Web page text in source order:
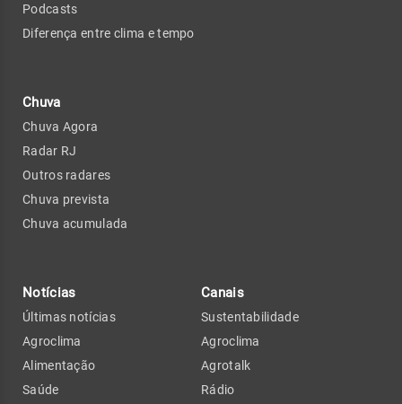
Podcasts
Diferença entre clima e tempo
Chuva
Chuva Agora
Radar RJ
Outros radares
Chuva prevista
Chuva acumulada
Notícias
Últimas notícias
Agroclima
Alimentação
Saúde
Canais
Sustentabilidade
Agroclima
Agrotalk
Rádio